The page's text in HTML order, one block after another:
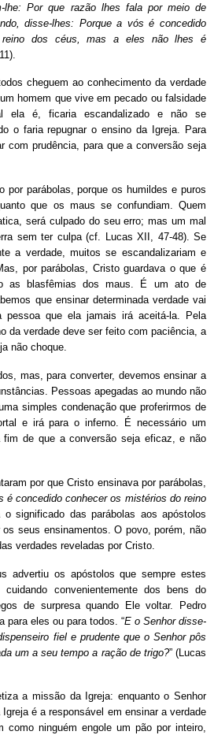
lhe: Por que razão lhes fala por meio de
disse-lhes: Porque a vós é concedido
reino dos céus, mas a eles não lhes é
cheguem ao conhecimento da verdade
homem que vive em pecado ou falsidade
ela é, ficaria escandalizado e não se
o faria repugnar o ensino da Igreja. Para
com prudência, para que a conversão seja
por parábolas, porque os humildes e puros
que os maus se confundiam. Quem
será culpado do seu erro; mas um mal
sem ter culpa (cf. Lucas XII, 47-48). Se
a verdade, muitos se escandalizariam e
por parábolas, Cristo guardava o que é
as blasfêmias dos maus. É um ato de
que ensinar determinada verdade vai
pessoa que ela jamais irá aceitá-la. Pela
da verdade deve ser feito com paciência, a
não choque.
mas, para converter, devemos ensinar a
Pessoas apegadas ao mundo não
simples condenação que proferirmos de
e irá para o inferno. É necessário um
de que a conversão seja eficaz, e não
por que Cristo ensinava por parábolas,
é concedido conhecer os mistérios do reino
o significado das parábolas aos apóstolos
seus ensinamentos. O povo, porém, não
verdades reveladas por Cristo.
advertiu os apóstolos que sempre estes
cuidando convenientemente dos bens do
de surpresa quando Ele voltar. Pedro
para eles ou para todos. “E o Senhor disse-
fiel e prudente que o Senhor pôs
um a seu tempo a ração de trigo?” (Lucas
a missão da Igreja: enquanto o Senhor
é a responsável em ensinar a verdade
ninguém engole um pão por inteiro,